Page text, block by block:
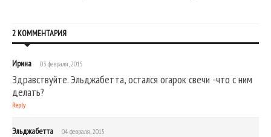
2 КОММЕНТАРИЯ
Ирина 03 февраля, 2015
Здравствуйте. Эльджабетта, остался огарок свечи -что с ним
делать?
Reply
Эльджабетта 04 февраля, 2015